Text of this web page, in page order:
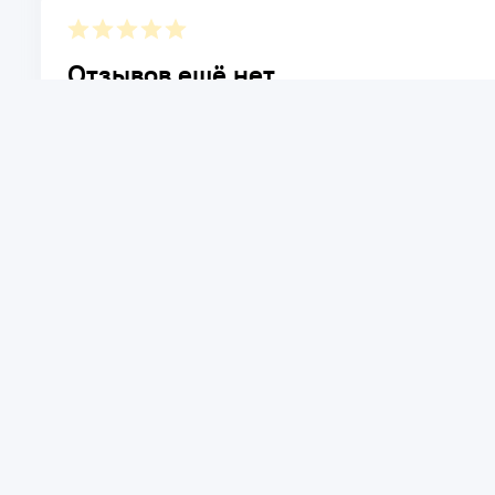
Отзывов ещё нет.